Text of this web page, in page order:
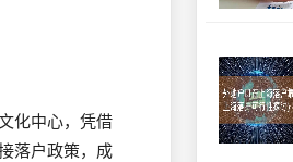
化中心，凭借
落户政策，成